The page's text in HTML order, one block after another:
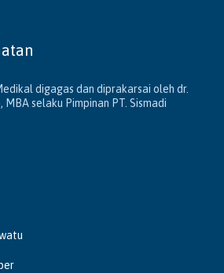
digagas dan diprakarsai oleh dr.
selaku Pimpinan PT. Sismadi